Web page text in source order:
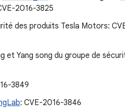
2016-3825
des produits Tesla Motors:
et Yang song du groupe de
3849
: CVE-2016-3846